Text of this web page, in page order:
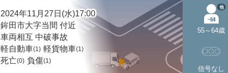
2024年11月27日(水)17:00
鉾田市大字当間 付近
車両相互 中破事故
軽自動車(1) 軽貨物車(1)
死亡(0) 負傷(1)
55～64歳
他
信号なし